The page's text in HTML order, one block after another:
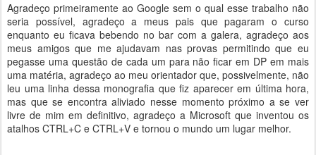
Agradeço primeiramente ao Google sem o qual esse trabalho não
seria possível, agradeço a meus pais que pagaram o curso
enquanto eu ficava bebendo no bar com a galera, agradeço aos
meus amigos que me ajudavam nas provas permitindo que eu
pegasse uma questão de cada um para não ficar em DP em mais
uma matéria, agradeço ao meu orientador que, possivelmente, não
leu uma linha dessa monografia que fiz aparecer em última hora,
mas que se encontra aliviado nesse momento próximo a se ver
livre de mim em definitivo, agradeço a Microsoft que inventou os
atalhos CTRL+C e CTRL+V e tornou o mundo um lugar melhor.